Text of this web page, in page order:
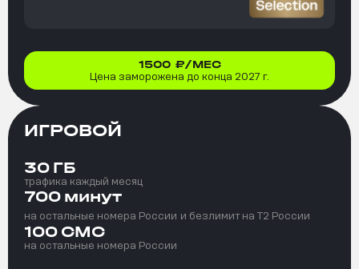
1500 ₽/МЕС
Цена заморожена до конца 2027 г.
ИГРОВОЙ
30 ГБ
трафика каждый месяц
700 минут
на остальные номера России и безлимит на T2 России
100 СМС
на остальные номера России